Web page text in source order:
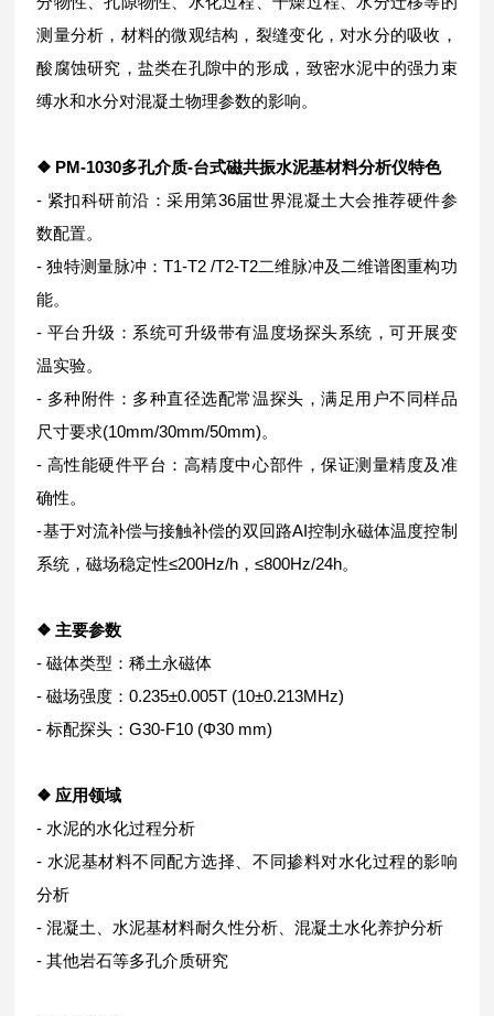
测量分析，材料的微观结构，裂缝变化，对水分的吸收，
酸腐蚀研究，盐类在孔隙中的形成，致密水泥中的强力束
缚水和水分对混凝土物理参数的影响。
❖ PM-1030多孔介质-台式磁共振水泥基材料分析仪特色
- 紧扣科研前沿：采用第36届世界混凝土大会推荐硬件参
数配置。
- 独特测量脉冲：T1-T2 /T2-T2二维脉冲及二维谱图重构功
能。
- 平台升级：系统可升级带有温度场探头系统，可开展变
温实验。
- 多种附件：多种直径选配常温探头，满足用户不同样品
尺寸要求(10mm/30mm/50mm)。
- 高性能硬件平台：高精度中心部件，保证测量精度及准
确性。
-基于对流补偿与接触补偿的双回路AI控制永磁体温度控制
系统，磁场稳定性≤200Hz/h，≤800Hz/24h。
❖ 主要参数
- 磁体类型：稀土永磁体
- 磁场强度：0.235±0.005T (10±0.213MHz)
- 标配探头：G30-F10 (Φ30 mm)
❖ 应用领域
- 水泥的水化过程分析
- 水泥基材料不同配方选择、不同掺料对水化过程的影响
分析
- 混凝土、水泥基材料耐久性分析、混凝土水化养护分析
- 其他岩石等多孔介质研究